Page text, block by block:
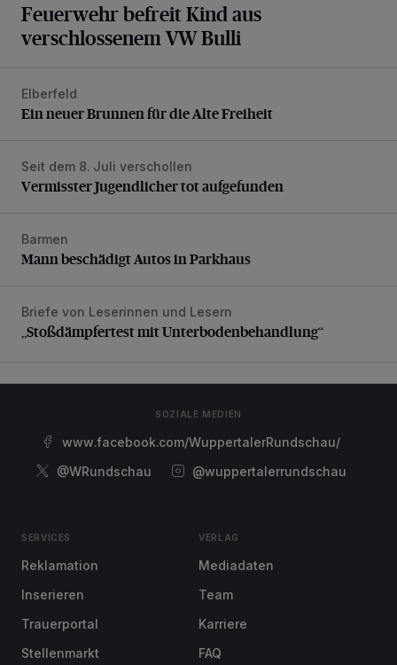
Feuerwehr befreit Kind aus
verschlossenem VW Bulli
Ein neuer Brunnen für die Alte Freiheit
Elberfeld
Ein neuer Brunnen für die Alte Freiheit
Vermisster Jugendlicher tot aufgefunden
Seit dem 8. Juli verschollen
Vermisster Jugendlicher tot aufgefunden
Mann beschädigt Autos in Parkhaus
Barmen
Mann beschädigt Autos in Parkhaus
„Stoßdämpfertest mit Unterbodenbehandlung“
Briefe von Leserinnen und Lesern
„Stoßdämpfertest mit Unterbodenbehandlung“
SOZIALE MEDIEN
www.facebook.com/WuppertalerRundschau/
@WRundschau
@wuppertalerrundschau
SERVICES
Reklamation
Inserieren
Trauerportal
Stellenmarkt
VERLAG
Mediadaten
Team
Karriere
FAQ